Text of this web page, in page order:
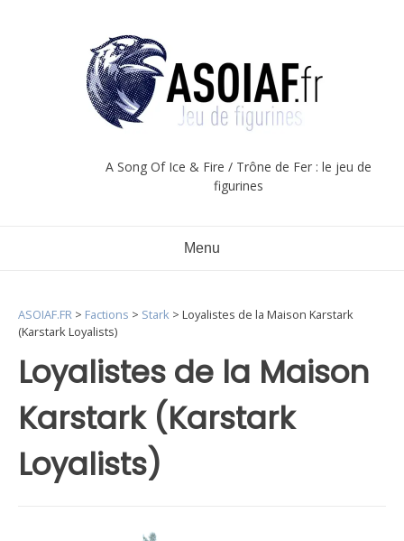
A Song Of Ice & Fire / Trône de Fer : le jeu de
figurines
Menu
Loyalistes de la Maison
Karstark (Karstark
Loyalists)
ASOIAF.FR > Factions > Stark > Loyalistes de la Maison Karstark
(Karstark Loyalists)